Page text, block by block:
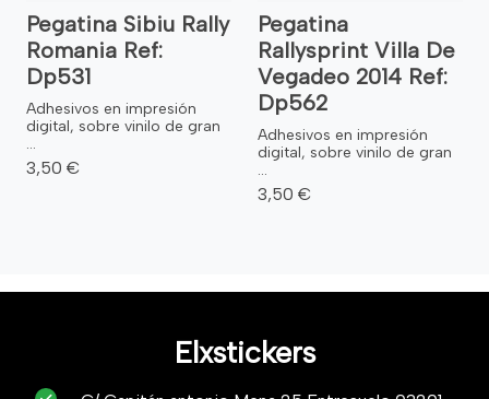
Pegatina Sibiu Rally
Romania Ref:
Dp531
Adhesivos en impresión
digital, sobre vinilo de gran
...
3,50 €
Pegatina
Rallysprint Villa De
Vegadeo 2014 Ref:
Dp562
Adhesivos en impresión
digital, sobre vinilo de gran
...
3,50 €
Elxstickers